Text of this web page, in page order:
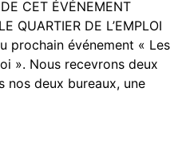
CET ÉVÉNEMENT
QUARTIER DE L’EMPLOI
prochain événement « Les
». Nous recevrons deux
nos deux bureaux, une